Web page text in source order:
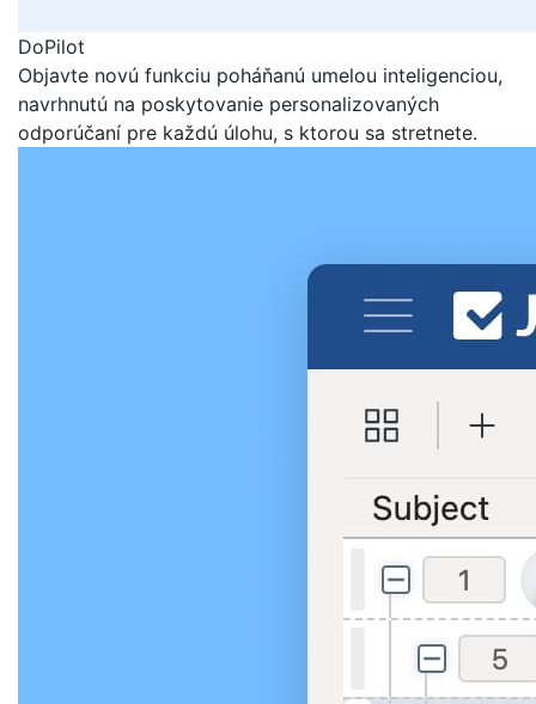
DoPilot
Objavte novú funkciu poháňanú umelou inteligenciou,
navrhnutú na poskytovanie personalizovaných
odporúčaní pre každú úlohu, s ktorou sa stretnete.